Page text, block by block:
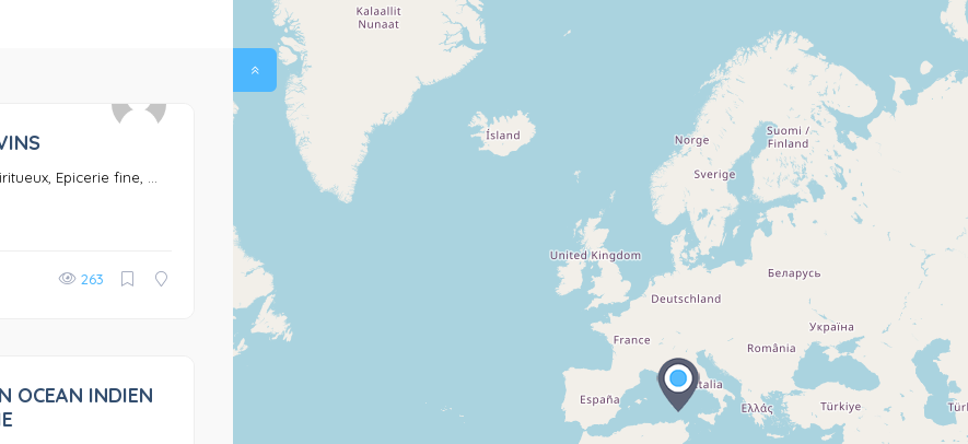
Epicerie fine, ...
263
0
OCEAN INDIEN